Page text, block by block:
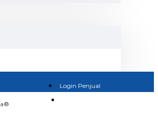
Login Penjual